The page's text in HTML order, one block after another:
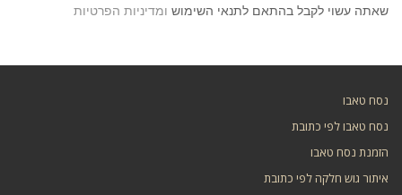
שאתה עשוי לקבל בהתאם לתנאי השימוש ומדיניות הפרטיות
נסח טאבו
נסח טאבו לפי כתובת
הזמנת נסח טאבו
איתור גוש חלקה לפי כתובת